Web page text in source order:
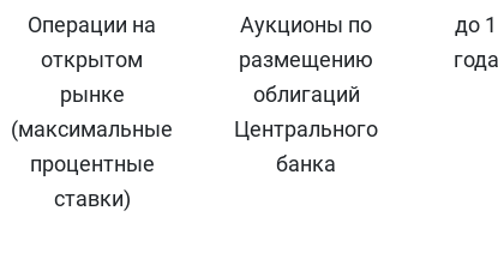
Операции на
открытом
рынке
(максимальные
процентные
ставки)
Аукционы по
размещению
облигаций
Центрального
банка
до 1
года